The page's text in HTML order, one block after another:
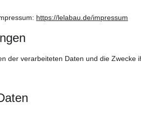
https://lelabau.de/impressum
der verarbeiteten Daten und die Zwecke